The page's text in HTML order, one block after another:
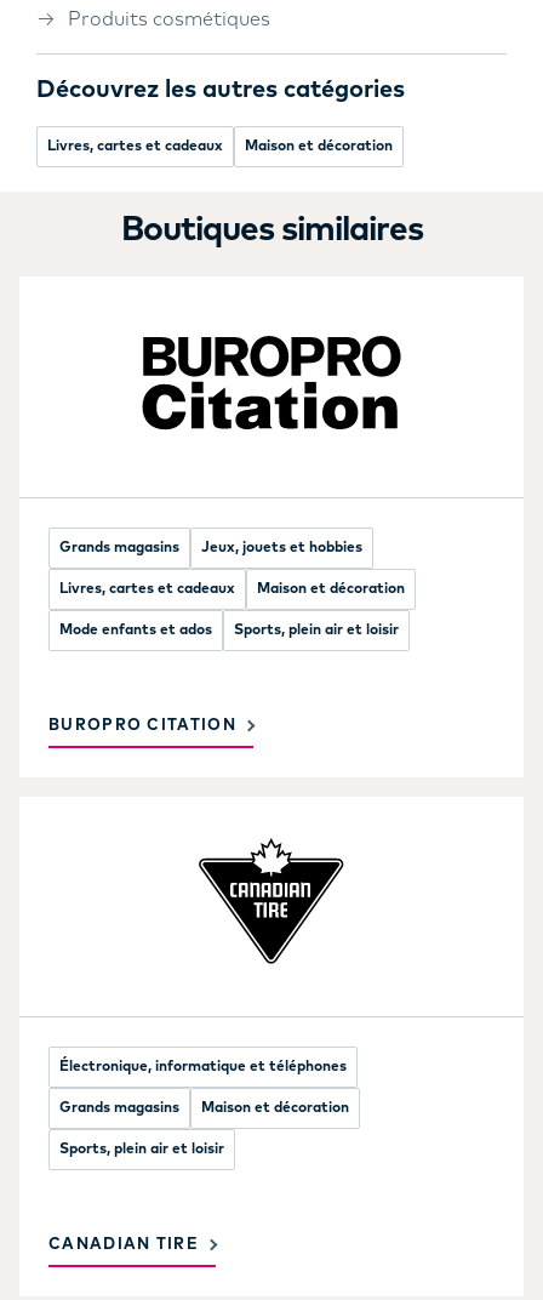
Produits cosmétiques
Découvrez les autres catégories
Livres, cartes et cadeaux Maison et décoration
Boutiques similaires
Grands magasins Jeux, jouets et hobbies
Livres, cartes et cadeaux Maison et décoration
Mode enfants et ados Sports, plein air et loisir
BUROPRO CITATION
Électronique, informatique et téléphones
Grands magasins Maison et décoration
Sports, plein air et loisir
CANADIAN TIRE